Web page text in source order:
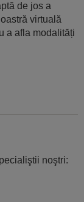
de jos a
virtuală
a afla modalități
noştri: